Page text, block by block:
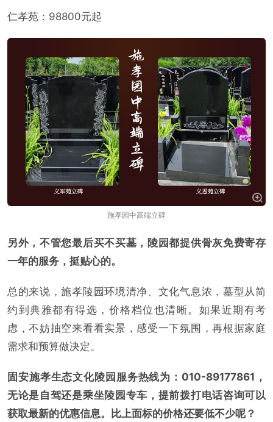
仁孝苑：98800元起
施孝园中高端立碑
另外，不管您最后买不买墓，陵园都提供骨灰免费寄存
一年的服务，挺贴心的。
总的来说，施孝陵园环境清净、文化气息浓，墓型从简
约到典雅都有得选，价格档位也清晰。如果近期有考
虑，不妨抽空来看看实景，感受一下氛围，再根据家庭
需求和预算做决定。
固安施孝生态文化陵园服务热线为：010-89177861，
无论是自驾还是乘坐陵园专车，提前拨打电话咨询可以
获取最新的优惠信息。比上面标的价格还要低不少呢？